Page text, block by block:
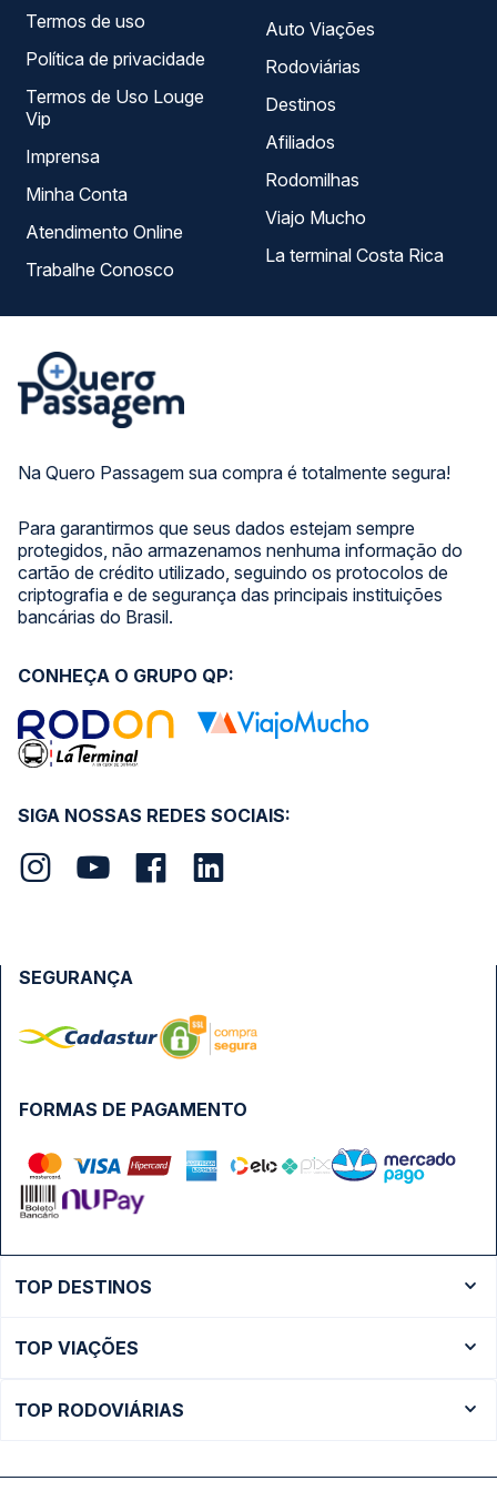
Na Quero Passagem sua compra é totalmente segura!
Para garantirmos que seus dados estejam sempre
protegidos, não armazenamos nenhuma informação do
cartão de crédito utilizado, seguindo os protocolos de
criptografia e de segurança das principais instituições
bancárias do Brasil.
Termos de uso
Política de privacidade
Termos de Uso Louge
Vip
Imprensa
Minha Conta
Atendimento Online
Trabalhe Conosco
Auto Viações
Rodoviárias
Destinos
Afiliados
Rodomilhas
Viajo Mucho
La terminal Costa Rica
SIGA NOSSAS REDES SOCIAIS:
CONHEÇA O GRUPO QP:
FORMAS DE PAGAMENTO
SEGURANÇA
TOP DESTINOS
Ônibus São Paulo
TOP VIAÇÕES
TOP RODOVIÁRIAS